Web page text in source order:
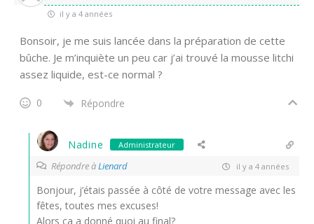
il y a 4 années
Bonsoir, je me suis lancée dans la préparation de cette
bûche. Je m’inquiète un peu car j’ai trouvé la mousse litchi
assez liquide, est-ce normal ?
0 Répondre
Nadine Administrateur
Répondre àLienard il y a 4 années
Bonjour, j’étais passée à côté de votre message avec les
fêtes, toutes mes excuses!
Alors ça a donné quoi au final?